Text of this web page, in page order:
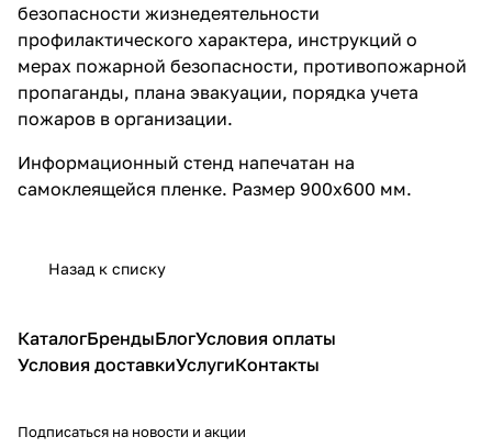
безопасности жизнедеятельности
профилактического характера, инструкций о
мерах пожарной безопасности, противопожарной
пропаганды, плана эвакуации, порядка учета
пожаров в организации.
Информационный стенд напечатан на
самоклеящейся пленке. Размер 900х600 мм.
Назад к списку
КаталогБрендыБлогУсловия оплаты
Условия доставкиУслугиКонтакты
Подписаться на новости и акции